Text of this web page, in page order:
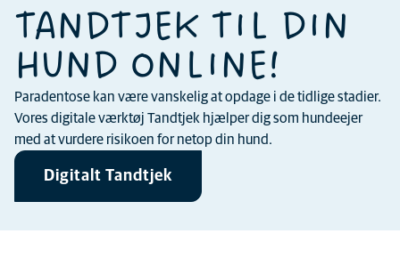
TANDTJEK TIL DIN
HUND ONLINE!
Paradentose kan være vanskelig at opdage i de tidlige stadier.
Vores digitale værktøj Tandtjek hjælper dig som hundeejer
med at vurdere risikoen for netop din hund.
Digitalt Tandtjek